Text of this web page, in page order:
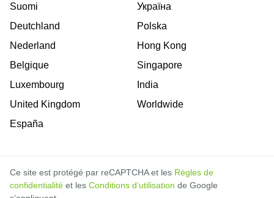
Suomi
Deutchland
Nederland
Belgique
Luxembourg
United Kingdom
España
Україна
Polska
Hong Kong
Singapore
India
Worldwide
Ce site est protégé par reCAPTCHA et les Règles de
confidentialité et les Conditions d’utilisation de Google